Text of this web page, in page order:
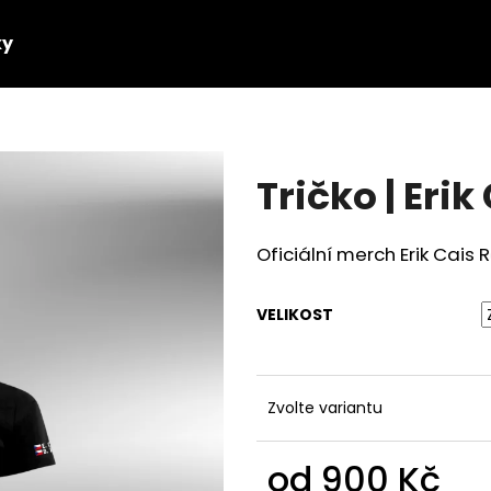
Tričko | Erik
Oficiální merch Erik Cais
VELIKOST
Zvolte variantu
od 900 Kč
HLEDAT